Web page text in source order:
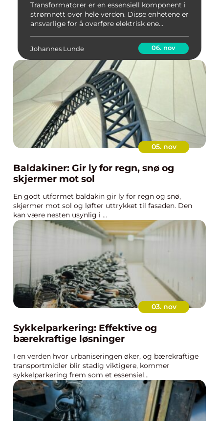
Transformatorer er en essensiell komponent i
strømnett over hele verden. Disse enhetene er
ansvarlige for å overføre elektrisk ene...
Johannes Lunde 06. nov
05. nov
Baldakiner: Gir ly for regn, snø og
skjermer mot sol
En godt utformet baldakin gir ly for regn og snø,
skjermer mot sol og løfter uttrykket til fasaden. Den
kan være nesten usynlig i ...
03. nov
Sykkelparkering: Effektive og
bærekraftige løsninger
I en verden hvor urbaniseringen øker, og bærekraftige
transportmidler blir stadig viktigere, kommer
sykkelparkering frem som et essensiel...